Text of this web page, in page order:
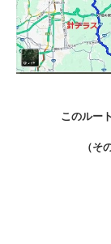
このルー
（そ